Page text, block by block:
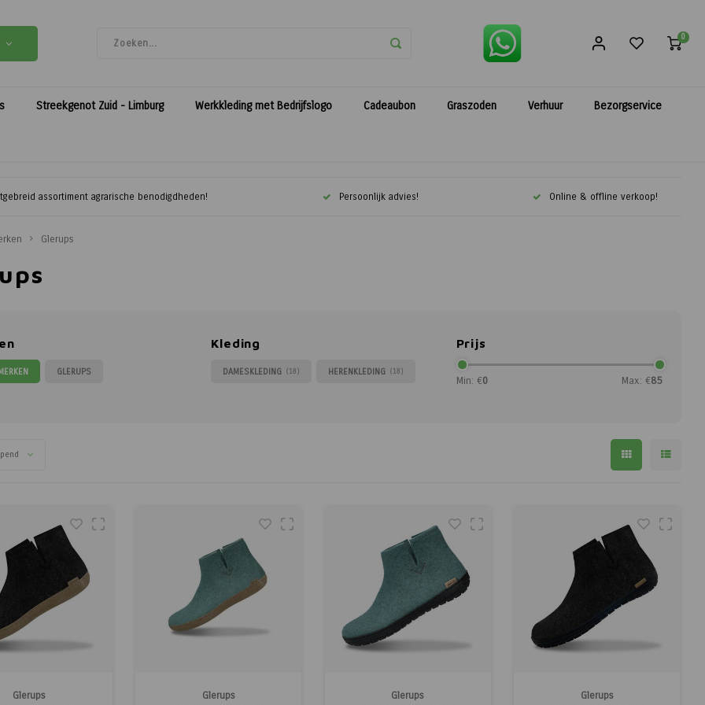
0
Streekgenot Zuid - Limburg Werkkleding met Bedrijfslogo Cadeaubon Graszoden Verhuur Bezorgservice
assortiment agrarische benodigdheden! Persoonlijk advies! Online & offline verkoop!
Glerups
GLERUPS
Kleding
DAMESKLEDING (18) HERENKLEDING (18)
Prijs
Min: €0 Max: €85
Glerups Glerups Glerups Glerups